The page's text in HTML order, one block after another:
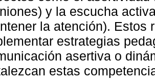
y la escucha
la atención). Estos
estrategias
asertiva o
estas